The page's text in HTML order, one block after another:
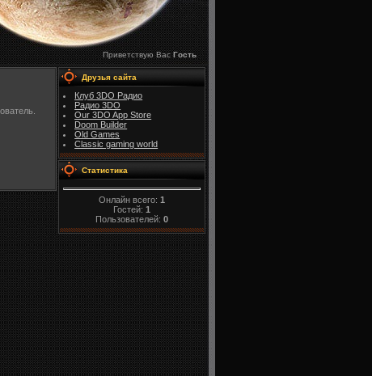
Приветствую Вас Гость
Друзья сайта
Клуб 3DO Радио
Радио 3DO
Our 3DO App Store
Doom Builder
Old Games
Classic gaming world
Статистика
Онлайн всего: 1
Гостей: 1
Пользователей: 0